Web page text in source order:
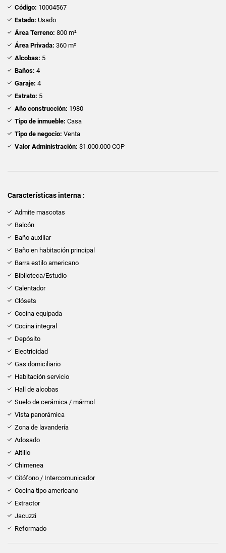
Código: 10004567
Estado: Usado
Área Terreno: 800 m²
Área Privada: 360 m²
Alcobas: 5
Baños: 4
Garaje: 4
Estrato: 5
Año construcción: 1980
Tipo de inmueble: Casa
Tipo de negocio: Venta
Valor Administración: $1.000.000 COP
Características interna :
Admite mascotas
Balcón
Baño auxiliar
Baño en habitación principal
Barra estilo americano
Biblioteca/Estudio
Calentador
Clósets
Cocina equipada
Cocina integral
Depósito
Electricidad
Gas domiciliario
Habitación servicio
Hall de alcobas
Suelo de cerámica / mármol
Vista panorámica
Zona de lavandería
Adosado
Altillo
Chimenea
Citófono / Intercomunicador
Cocina tipo americano
Extractor
Jacuzzi
Reformado